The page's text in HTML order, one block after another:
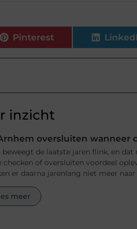
Pinterest
inzicht
oversluiten wanneer
de laatste jaren flink, en
of oversluiten voordeel
er daarna jarenlang niet meer
meer